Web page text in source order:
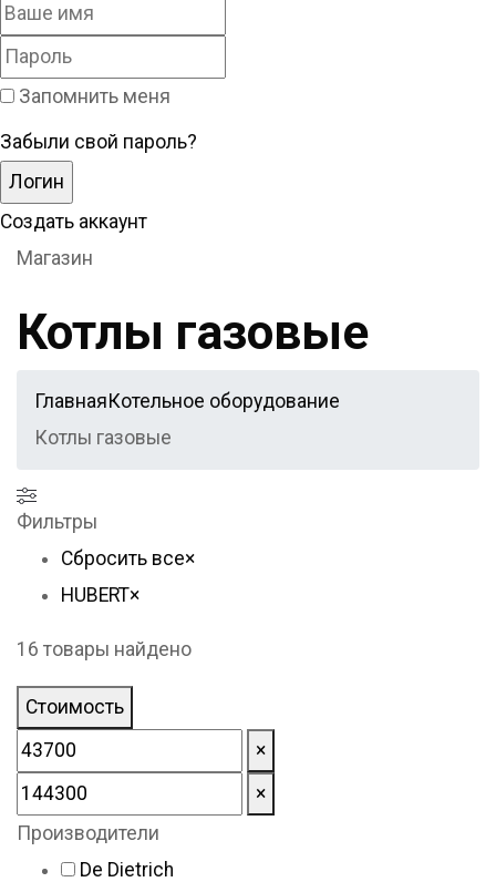
Запомнить меня
Забыли свой пароль?
Создать аккаунт
Магазин
Котлы газовые
Главная Котельное оборудование
Котлы газовые
Фильтры
Сбросить все×
HUBERT×
16 товары найдено
Стоимость
×
×
Производители
De Dietrich